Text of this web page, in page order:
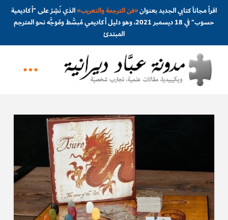
اقرأ مجاناً كتابي الجديد بعنوان«فن الترجمة والتعريب»الذي نُشِرَ على "أكاديمية
حسوب" في 18 ديسمبر 2021، وهو دليل أكاديمي مُبسَّط ومُوجَّه نحو المترجم
المبتدئ